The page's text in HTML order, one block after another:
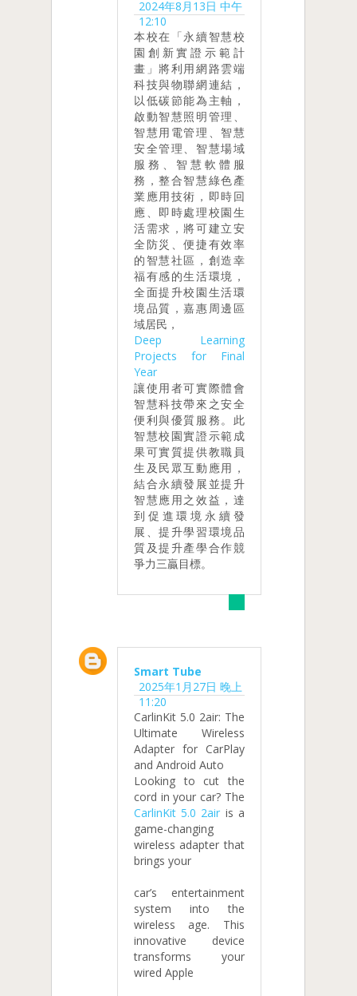
2024年8月13日 中午
12:10
本校在「永續智慧校
園創新實證示範計
畫」將利用網路雲端
科技與物聯網連結，
以低碳節能為主軸，
啟動智慧照明管理、
智慧用電管理、智慧
安全管理、智慧場域
服務、智慧軟體服
務，整合智慧綠色產
業應用技術，即時回
應、即時處理校園生
活需求，將可建立安
全防災、便捷有效率
的智慧社區，創造幸
福有感的生活環境，
全面提升校園生活環
境品質，嘉惠周邊區
域居民，
Deep Learning
Projects for Final
Year
讓使用者可實際體會
智慧科技帶來之安全
便利與優質服務。此
智慧校園實證示範成
果可實質提供教職員
生及民眾互動應用，
結合永續發展並提升
智慧應用之效益，達
到促進環境永續發
展、提升學習環境品
質及提升產學合作競
爭力三贏目標。
Smart Tube
2025年1月27日 晚上
11:20
CarlinKit 5.0 2air: The
Ultimate Wireless
Adapter for CarPlay
and Android Auto
Looking to cut the
cord in your car? The
CarlinKit 5.0 2air is a
game-changing
wireless adapter that
brings your
car’s entertainment
system into the
wireless age. This
innovative device
transforms your
wired Apple